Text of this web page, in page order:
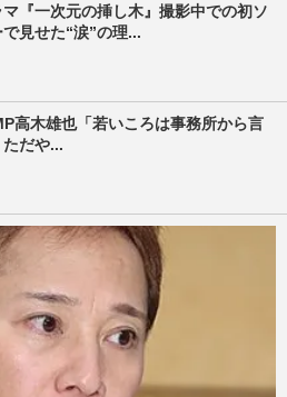
『一次元の挿し木』撮影中での初ソ
見せた“涙”の理...
高木雄也「若いころは事務所から言
だや...